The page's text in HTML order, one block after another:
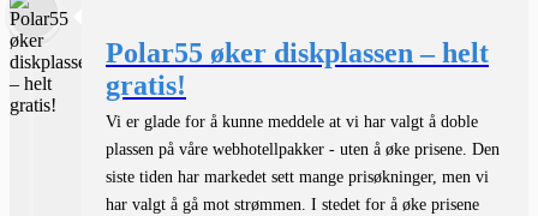
Polar55 øker diskplassen – helt
gratis!
Vi er glade for å kunne meddele at vi har valgt å doble
plassen på våre webhotellpakker - uten å øke prisene. Den
siste tiden har markedet sett mange prisøkninger, men vi
har valgt å gå mot strømmen. I stedet for å øke prisene